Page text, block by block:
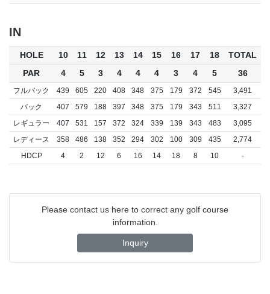
IN
HOLE 10 11 12 13 14 15 16 17 18
TOTAL
PAR
4 5 3 4 4 4 3 4 5 36
フルバック 439 605 220 408 348 375 179 372 545
3,491
バック
407 579 188 397 348 375 179 343 511
3,327
レギュラー
407 531 157 372 324 339 139 343 483
3,095
レディース
358 486 138 352 294 302 100 309 435
2,774
HDCP
4 2 12 6 16 14 18 8 10 -
Please contact us here to correct any golf course
information.
Inquiry